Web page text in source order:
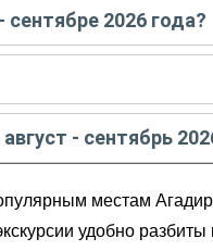
2026 года?
- сентябре 2026года:
- сентябре 2026
- сентябрь
местам
удобно